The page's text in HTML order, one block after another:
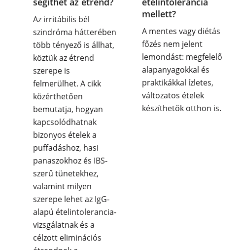
Az irritábilis bél
szindróma hátterében
több tényező is állhat,
köztük az étrend
szerepe is
felmerülhet. A cikk
közérthetően
bemutatja, hogyan
kapcsolódhatnak
bizonyos ételek a
puffadáshoz, hasi
panaszokhoz és IBS-
szerű tünetekhez,
valamint milyen
szerepe lehet az IgG-
alapú ételintolerancia-
vizsgálatnak és a
célzott eliminációs
mellett?
A mentes vagy diétás
főzés nem jelent
lemondást: megfelelő
alapanyagokkal és
praktikákkal ízletes,
változatos ételek
készíthetők otthon is.